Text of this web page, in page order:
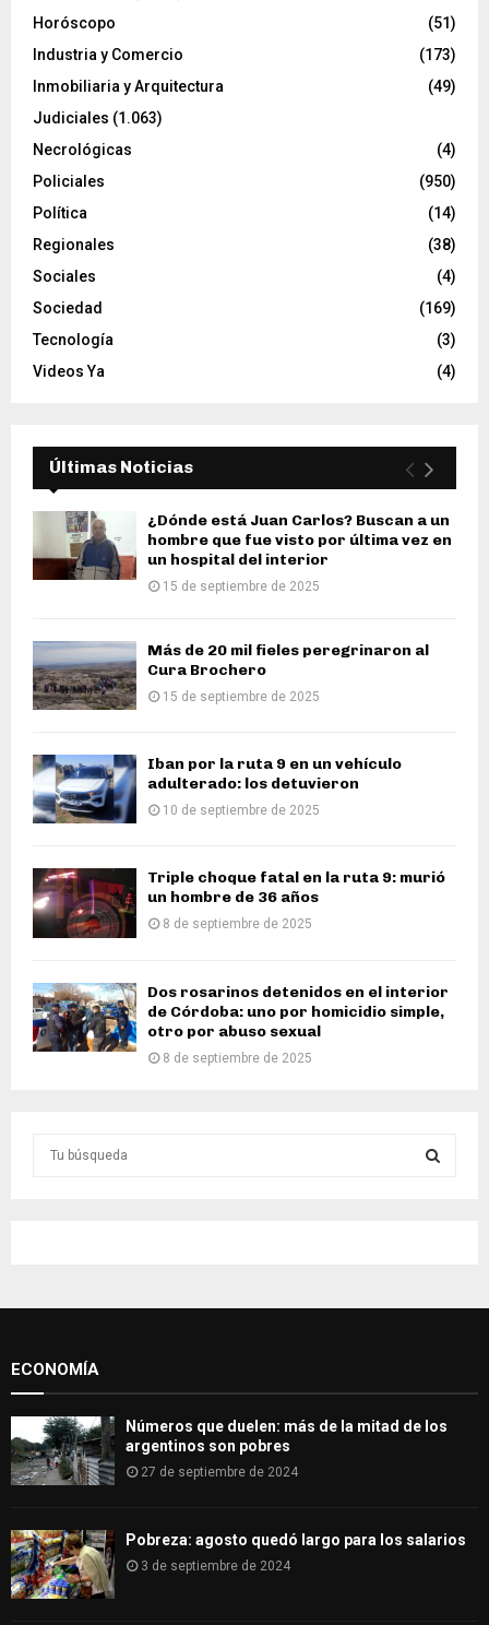
Horóscopo
(51)
Industria y Comercio
(173)
Inmobiliaria y Arquitectura
(49)
Judiciales (1.063)
Necrológicas
(4)
Policiales
(950)
Política
(14)
Regionales
(38)
Sociales
(4)
Sociedad
(169)
Tecnología
(3)
Videos Ya
(4)
Últimas Noticias
¿Dónde está Juan Carlos? Buscan a un
hombre que fue visto por última vez en
un hospital del interior
15 de septiembre de 2025
Más de 20 mil fieles peregrinaron al
Cura Brochero
15 de septiembre de 2025
Iban por la ruta 9 en un vehículo
adulterado: los detuvieron
10 de septiembre de 2025
Triple choque fatal en la ruta 9: murió
un hombre de 36 años
8 de septiembre de 2025
Dos rosarinos detenidos en el interior
de Córdoba: uno por homicidio simple,
otro por abuso sexual
8 de septiembre de 2025
o
H
ECONOMÍA
Números que duelen: más de la mitad de los
argentinos son pobres
27 de septiembre de 2024
Pobreza: agosto quedó largo para los salarios
3 de septiembre de 2024